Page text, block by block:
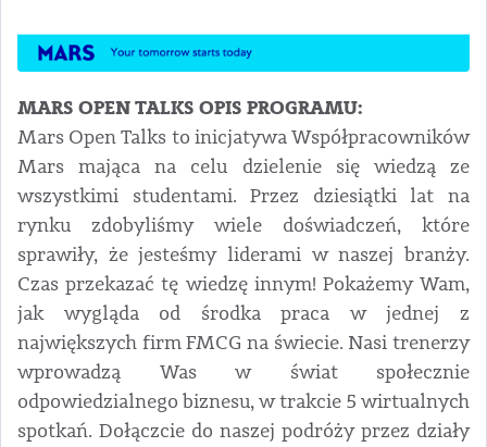
MARS OPEN TALKS OPIS PROGRAMU:
Mars Open Talks to inicjatywa Współpracowników
Mars mająca na celu dzielenie się wiedzą ze
wszystkimi studentami. Przez dziesiątki lat na
rynku zdobyliśmy wiele doświadczeń, które
sprawiły, że jesteśmy liderami w naszej branży.
Czas przekazać tę wiedzę innym! Pokażemy Wam,
jak wygląda od środka praca w jednej z
największych firm FMCG na świecie. Nasi trenerzy
wprowadzą Was w świat społecznie
odpowiedzialnego biznesu, w trakcie 5 wirtualnych
spotkań. Dołączcie do naszej podróży przez działy